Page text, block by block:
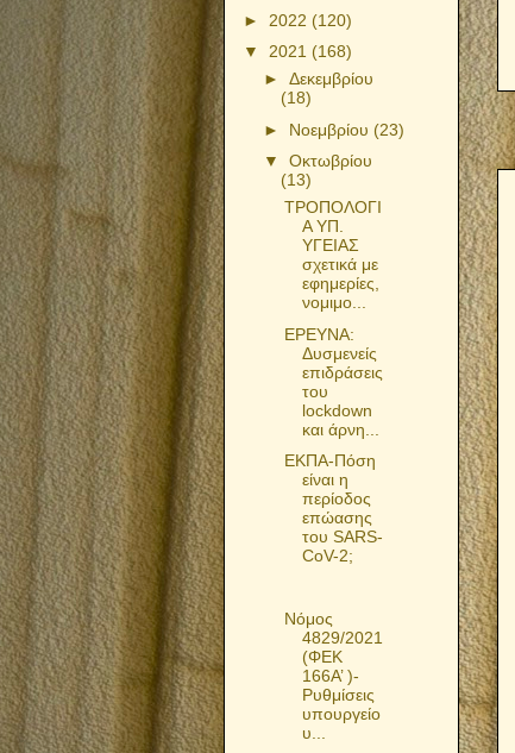
► 2022 (120)
▼ 2021 (168)
► Δεκεμβρίου
(18)
► Νοεμβρίου (23)
▼ Οκτωβρίου
(13)
ΤΡΟΠΟΛΟΓΙ
Α ΥΠ.
ΥΓΕΙΑΣ
σχετικά με
εφημερίες,
νομιμο...
ΕΡΕΥΝΑ:
Δυσμενείς
επιδράσεις
του
lockdown
και άρνη...
ΕΚΠΑ-Πόση
είναι η
περίοδος
επώασης
του SARS-
CoV-2;
Νόμος
4829/2021
(ΦΕΚ
166Α’ )-
Ρυθμίσεις
υπουργείο
υ...